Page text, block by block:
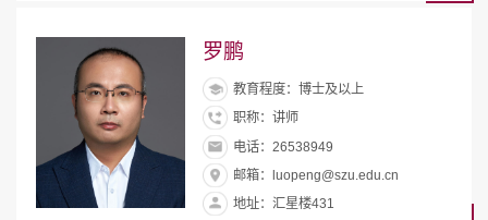
罗鹏
教育程度：博士及以上
职称：讲师
电话：26538949
邮箱：luopeng@szu.edu.cn
地址：汇星楼431